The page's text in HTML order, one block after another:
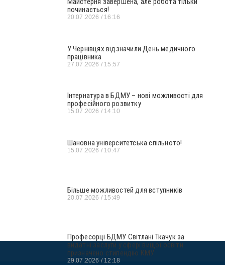
починається!
20.07.2026 16:16
У Чернівцях відзначили День медичного
працівника
27.07.2026 15:57
Інтернатура в БДМУ – нові можливості для
професійного розвитку
15.07.2026 14:10
Шановна університетська спільното!
15.07.2026 10:47
Більше можливостей для вступників
20.07.2026 15:49
Професорці БДМУ Світлані Ткачук за
видатні заслуги у сфері вищої освіти
призначено стипендію КМУ
29.07.2026 12:18